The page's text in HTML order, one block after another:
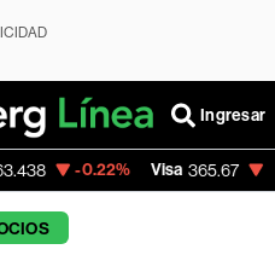
Ingresar
Visa 365.67 -0.13%